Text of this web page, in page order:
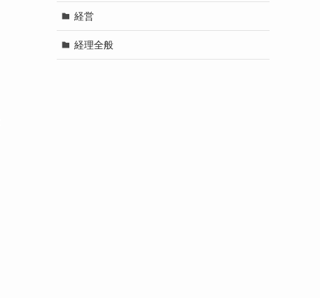
経営
経理全般